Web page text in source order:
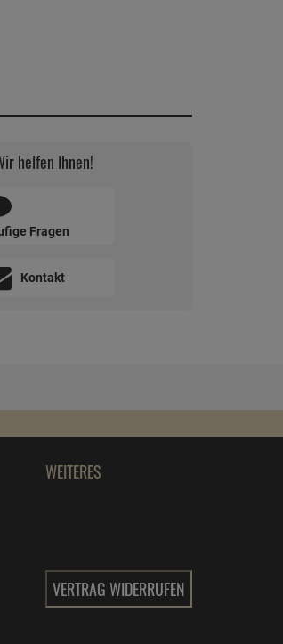
helfen Ihnen!
Fragen
Kontakt
WEITERES
VERTRAG WIDERRUFEN